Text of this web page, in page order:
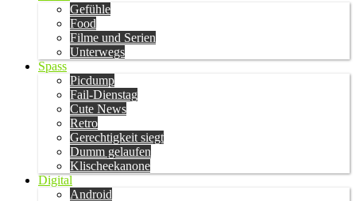
Gefühle
Food
Filme und Serien
Unterwegs
Spass
Picdump
Fail-Dienstag
Cute News
Retro
Gerechtigkeit siegt
Dumm gelaufen
Klischeekanone
Digital
Android